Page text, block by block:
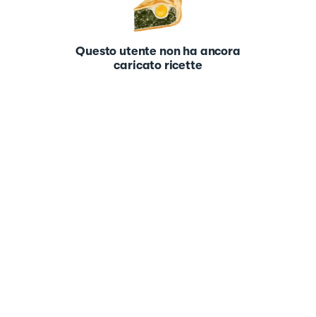
Questo utente non ha ancora
caricato ricette